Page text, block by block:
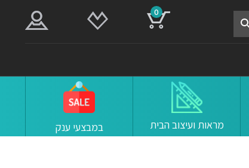
0
מראות ועיצוב הבית במבצעי ענק